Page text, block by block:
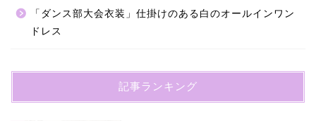
「ダンス部大会衣装」仕掛けのある白のオールインワン
ドレス
記事ランキング